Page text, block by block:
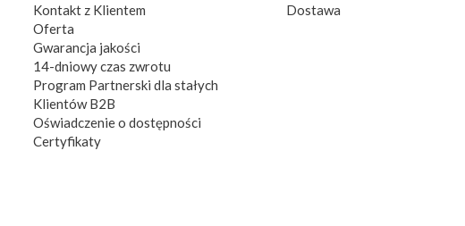
Kontakt z Klientem
Oferta
Gwarancja jakości
14-dniowy czas zwrotu
Program Partnerski dla stałych
Klientów B2B
Oświadczenie o dostępności
Certyfikaty
Dostawa